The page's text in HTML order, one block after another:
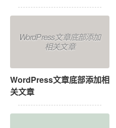
WordPress文章底部添加
相关文章
WordPress文章底部添加相
关文章